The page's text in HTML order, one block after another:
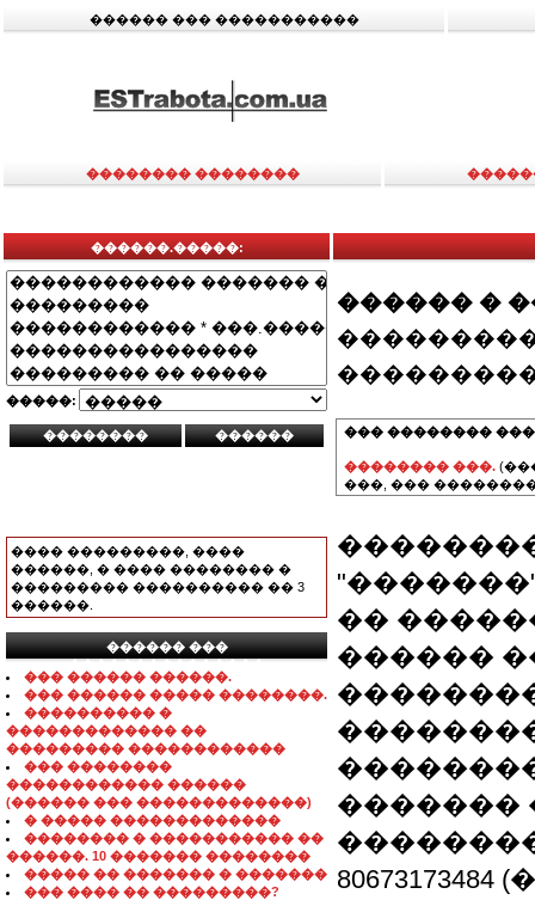
������ ��� �����������
�������� ��������
������.�����:
�����:
���� ���������, ����
������, � ���� �������� �
��������� ���������� �� 3
������.
������ ���
���������������
��� ������ ������.
��� ������ ����� ��������.
���������� �
������������� ��
��������� ������������
��� ��������
������������ ������
(������ ��� �������������)
� ����� �������������
�������� � ����������� ��
������. 10 ������� ��������
����� �� ������� � �������
��� ���� �� ���������?
������ �
��� ��������
�������� ���.
���, ���
��
������
�������